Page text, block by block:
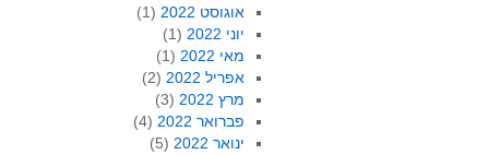
אוגוסט 2022
(1)
יוני 2022
(1)
מאי 2022
(1)
אפריל 2022
(2)
מרץ 2022
(3)
פברואר 2022
(4)
ינואר 2022
(5)